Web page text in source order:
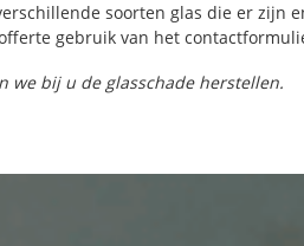
soorten glas die er
gebruik van het
we bij u de glasschade herstellen.